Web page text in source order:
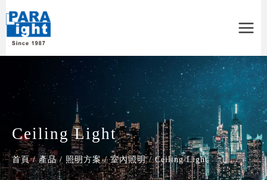
Menu
Ceiling Light
首頁 / 產品 / 照明方案 / 室內照明 / Ceiling Light